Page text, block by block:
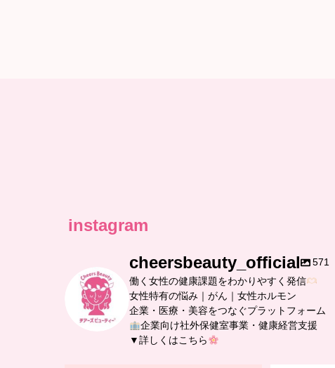
instagram
cheersbeauty_official
571
働く女性の健康課題をわかりやすく発信
女性特有の悩み｜がん｜女性ホルモン
企業・医療・美容をつなぐプラットフォーム
企業向け社外保健室事業・健康経営支援
▼詳しくはこちら